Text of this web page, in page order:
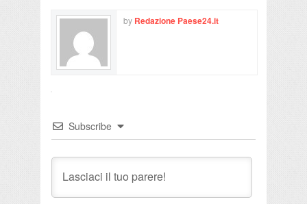
by Redazione Paese24.it
Subscribe